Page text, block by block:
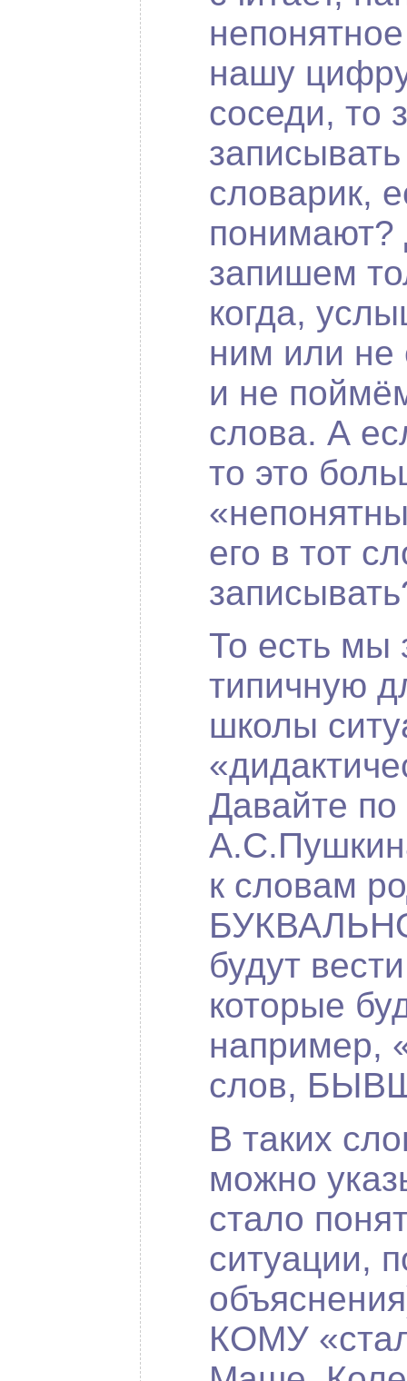
нашу
соседи, то
словарик,
понимают?
запишем
когда,
ним или не
и не
слова. А
то это
его в тот
То есть мы
типичную
школы
Давайте по
к словам
будут
которые
например,
слов,
В таких
можно
стало
ситуации,
КОМУ